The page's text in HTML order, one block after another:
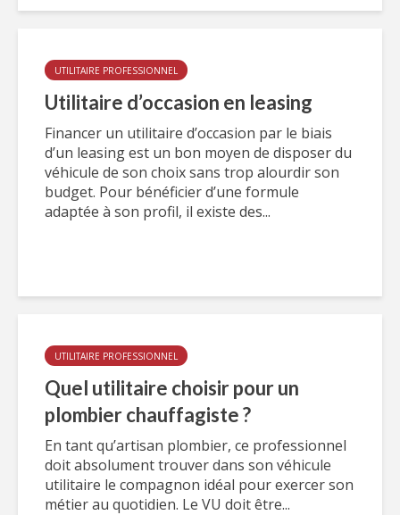
UTILITAIRE PROFESSIONNEL
Utilitaire d’occasion en leasing
Financer un utilitaire d’occasion par le biais
d’un leasing est un bon moyen de disposer du
véhicule de son choix sans trop alourdir son
budget. Pour bénéficier d’une formule
adaptée à son profil, il existe des...
UTILITAIRE PROFESSIONNEL
Quel utilitaire choisir pour un
plombier chauffagiste ?
En tant qu’artisan plombier, ce professionnel
doit absolument trouver dans son véhicule
utilitaire le compagnon idéal pour exercer son
métier au quotidien. Le VU doit être...